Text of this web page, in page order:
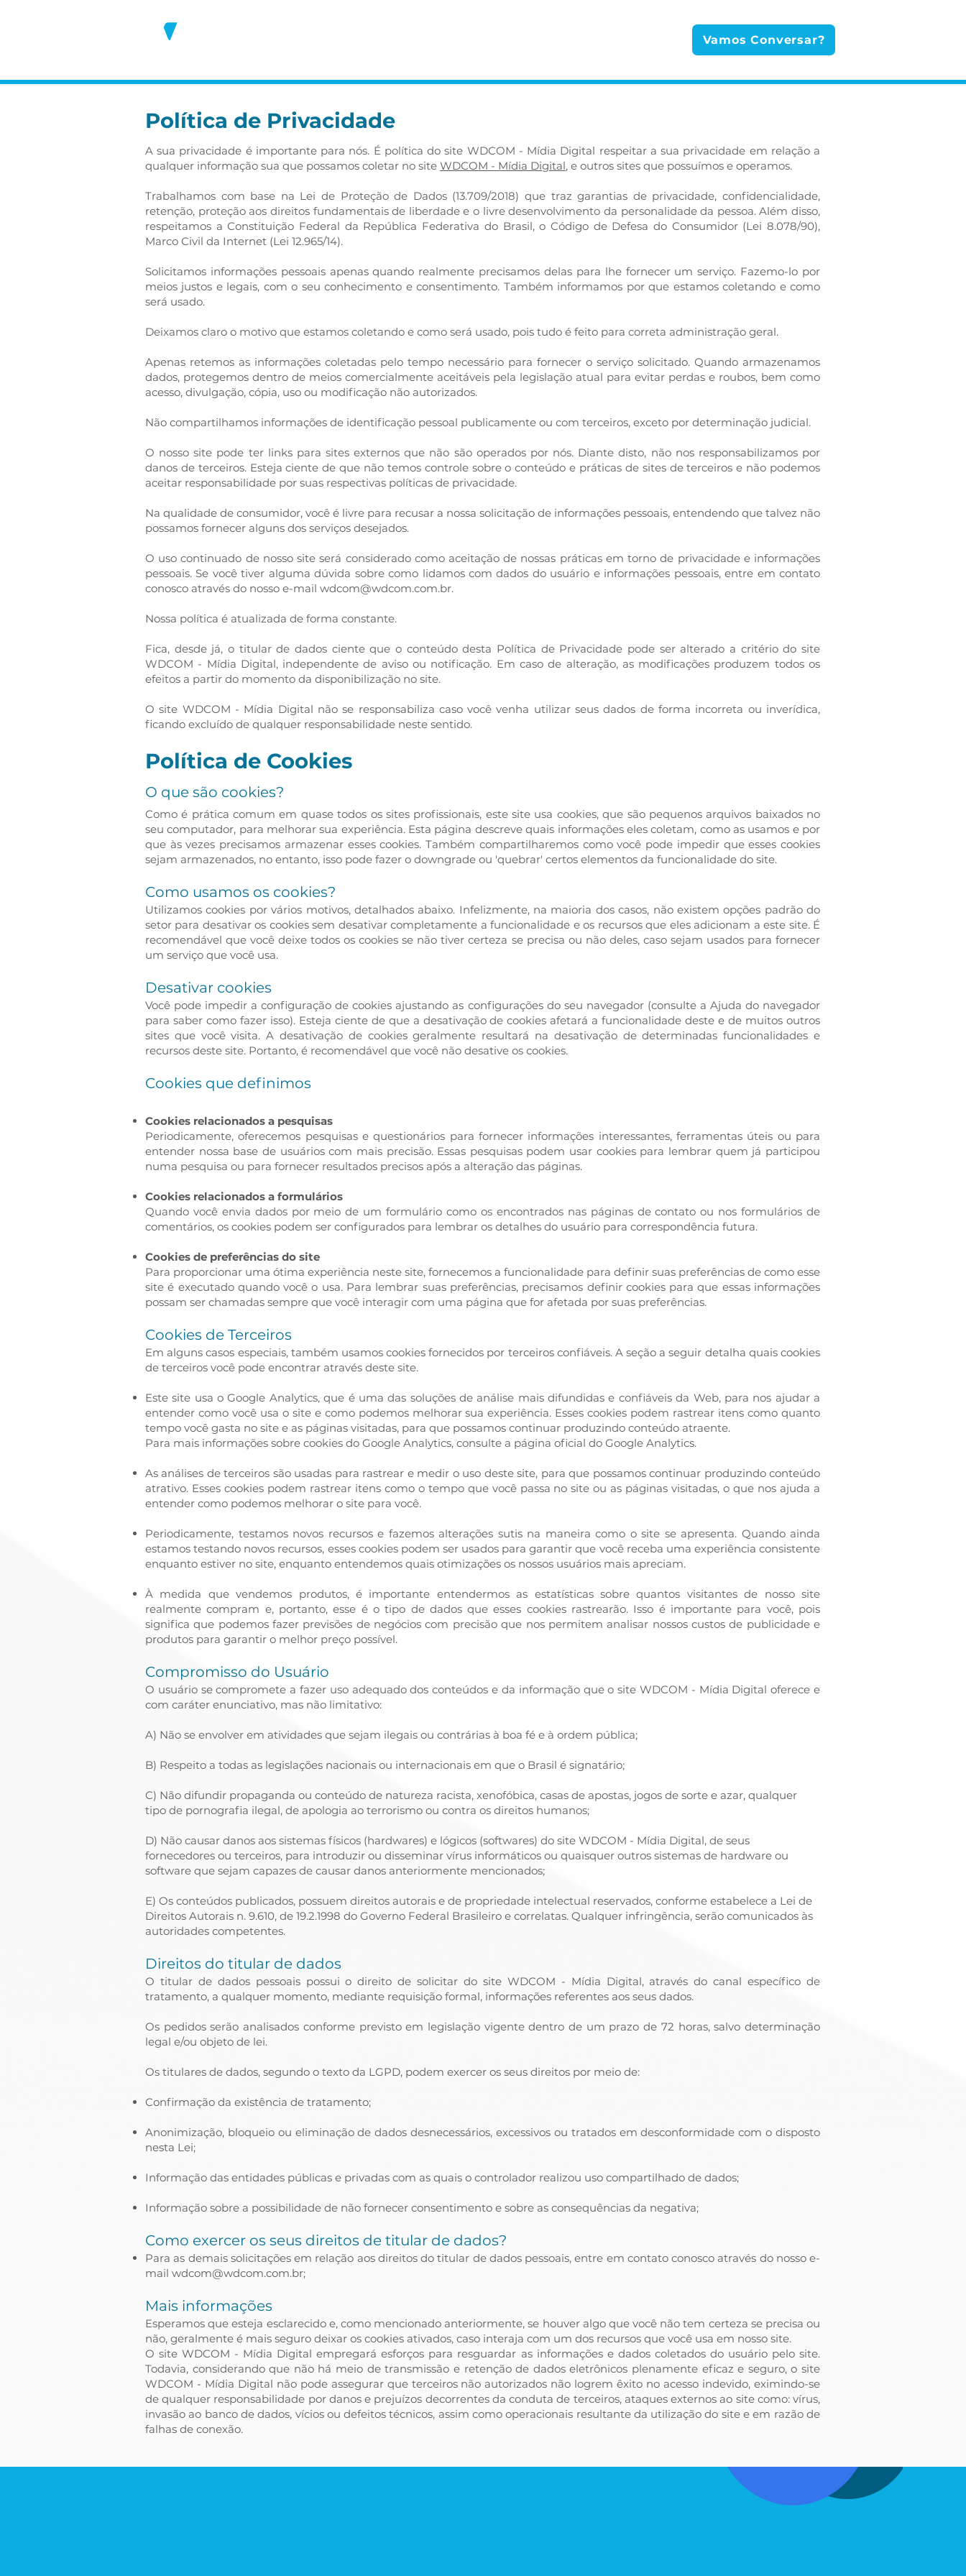
Vamos Conversar?
A sua privacidade é importante para nós. É política do site WDCOM - Mídia Digital respeitar a sua privacidade em relação a
qualquer informação sua que possamos coletar no site WDCOM - Mídia Digital, e outros sites que possuímos e operamos.
Trabalhamos com base na Lei de Proteção de Dados (13.709/2018) que traz garantias de privacidade, confidencialidade,
retenção, proteção aos direitos fundamentais de liberdade e o livre desenvolvimento da personalidade da pessoa. Além disso,
respeitamos a Constituição Federal da República Federativa do Brasil, o Código de Defesa do Consumidor (Lei 8.078/90),
Marco Civil da Internet (Lei 12.965/14).
Solicitamos informações pessoais apenas quando realmente precisamos delas para lhe fornecer um serviço. Fazemo-lo por
meios justos e legais, com o seu conhecimento e consentimento. Também informamos por que estamos coletando e como
será usado.
Deixamos claro o motivo que estamos coletando e como será usado, pois tudo é feito para correta administração geral.
Apenas retemos as informações coletadas pelo tempo necessário para fornecer o serviço solicitado. Quando armazenamos
dados, protegemos dentro de meios comercialmente aceitáveis pela legislação atual ​​para evitar perdas e roubos, bem como
acesso, divulgação, cópia, uso ou modificação não autorizados.
Não compartilhamos informações de identificação pessoal publicamente ou com terceiros, exceto por determinação judicial.
O nosso site pode ter links para sites externos que não são operados por nós. Diante disto, não nos responsabilizamos por
danos de terceiros. Esteja ciente de que não temos controle sobre o conteúdo e práticas de sites de terceiros e não podemos
aceitar responsabilidade por suas respectivas políticas de privacidade.
Na qualidade de consumidor, você é livre para recusar a nossa solicitação de informações pessoais, entendendo que talvez não
possamos fornecer alguns dos serviços desejados.
O uso continuado de nosso site será considerado como aceitação de nossas práticas em torno de privacidade e informações
pessoais. Se você tiver alguma dúvida sobre como lidamos com dados do usuário e informações pessoais, entre em contato
conosco através do nosso e-mail wdcom@wdcom.com.br.
Nossa política é atualizada de forma constante.
Fica, desde já, o titular de dados ciente que o conteúdo desta Política de Privacidade pode ser alterado a critério do site
WDCOM - Mídia Digital, independente de aviso ou notificação. Em caso de alteração, as modificações produzem todos os
efeitos a partir do momento da disponibilização no site.
O site WDCOM - Mídia Digital não se responsabiliza caso você venha utilizar seus dados de forma incorreta ou inverídica,
ficando excluído de qualquer responsabilidade neste sentido.
Política de Cookies
O que são cookies?
Como é prática comum em quase todos os sites profissionais, este site usa cookies, que são pequenos arquivos baixados no
seu computador, para melhorar sua experiência. Esta página descreve quais informações eles coletam, como as usamos e por
que às vezes precisamos armazenar esses cookies. Também compartilharemos como você pode impedir que esses cookies
sejam armazenados, no entanto, isso pode fazer o downgrade ou 'quebrar' certos elementos da funcionalidade do site.
Como usamos os cookies?
Utilizamos cookies por vários motivos, detalhados abaixo. Infelizmente, na maioria dos casos, não existem opções padrão do
setor para desativar os cookies sem desativar completamente a funcionalidade e os recursos que eles adicionam a este site. É
recomendável que você deixe todos os cookies se não tiver certeza se precisa ou não deles, caso sejam usados ​​para fornecer
um serviço que você usa.
Desativar cookies
Você pode impedir a configuração de cookies ajustando as configurações do seu navegador (consulte a Ajuda do navegador
para saber como fazer isso). Esteja ciente de que a desativação de cookies afetará a funcionalidade deste e de muitos outros
sites que você visita. A desativação de cookies geralmente resultará na desativação de determinadas funcionalidades e
recursos deste site. Portanto, é recomendável que você não desative os cookies.
Cookies que definimos
Cookies relacionados a pesquisas
Periodicamente, oferecemos pesquisas e questionários para fornecer informações interessantes, ferramentas úteis ou para
entender nossa base de usuários com mais precisão. Essas pesquisas podem usar cookies para lembrar quem já participou
numa pesquisa ou para fornecer resultados precisos após a alteração das páginas.
Cookies relacionados a formulários
Quando você envia dados por meio de um formulário como os encontrados nas páginas de contato ou nos formulários de
comentários, os cookies podem ser configurados para lembrar os detalhes do usuário para correspondência futura.
Cookies de preferências do site
Para proporcionar uma ótima experiência neste site, fornecemos a funcionalidade para definir suas preferências de como esse
site é executado quando você o usa. Para lembrar suas preferências, precisamos definir cookies para que essas informações
possam ser chamadas sempre que você interagir com uma página que for afetada por suas preferências.
Cookies de Terceiros
Em alguns casos especiais, também usamos cookies fornecidos por terceiros confiáveis. A seção a seguir detalha quais cookies
de terceiros você pode encontrar através deste site.
Este site usa o Google Analytics, que é uma das soluções de análise mais difundidas e confiáveis ​​da Web, para nos ajudar a
entender como você usa o site e como podemos melhorar sua experiência. Esses cookies podem rastrear itens como quanto
tempo você gasta no site e as páginas visitadas, para que possamos continuar produzindo conteúdo atraente.
Para mais informações sobre cookies do Google Analytics, consulte a página oficial do Google Analytics.
As análises de terceiros são usadas para rastrear e medir o uso deste site, para que possamos continuar produzindo conteúdo
atrativo. Esses cookies podem rastrear itens como o tempo que você passa no site ou as páginas visitadas, o que nos ajuda a
entender como podemos melhorar o site para você.
Periodicamente, testamos novos recursos e fazemos alterações sutis na maneira como o site se apresenta. Quando ainda
estamos testando novos recursos, esses cookies podem ser usados ​​para garantir que você receba uma experiência consistente
enquanto estiver no site, enquanto entendemos quais otimizações os nossos usuários mais apreciam.
À medida que vendemos produtos, é importante entendermos as estatísticas sobre quantos visitantes de nosso site
realmente compram e, portanto, esse é o tipo de dados que esses cookies rastrearão. Isso é importante para você, pois
significa que podemos fazer previsões de negócios com precisão que nos permitem analisar nossos custos de publicidade e
produtos para garantir o melhor preço possível.
Compromisso do Usuário
O usuário se compromete a fazer uso adequado dos conteúdos e da informação que o site WDCOM - Mídia Digital oferece e
com caráter enunciativo, mas não limitativo:
A) Não se envolver em atividades que sejam ilegais ou contrárias à boa fé e à ordem pública;
B) Respeito a todas as legislações nacionais ou internacionais em que o Brasil é signatário;
C) Não difundir propaganda ou conteúdo de natureza racista, xenofóbica, casas de apostas, jogos de sorte e azar, qualquer
tipo de pornografia ilegal, de apologia ao terrorismo ou contra os direitos humanos;
D) Não causar danos aos sistemas físicos (hardwares) e lógicos (softwares) do site WDCOM - Mídia Digital, de seus
fornecedores ou terceiros, para introduzir ou disseminar vírus informáticos ou quaisquer outros sistemas de hardware ou
software que sejam capazes de causar danos anteriormente mencionados;
E) Os conteúdos publicados, possuem direitos autorais e de propriedade intelectual reservados, conforme estabelece a Lei de
Direitos Autorais n. 9.610, de 19.2.1998 do Governo Federal Brasileiro e correlatas. Qualquer infringência, serão comunicados às
autoridades competentes.
Direitos do titular de dados
O titular de dados pessoais possui o direito de solicitar do site WDCOM - Mídia Digital, através do canal específico de
tratamento, a qualquer momento, mediante requisição formal, informações referentes aos seus dados.
Os pedidos serão analisados conforme previsto em legislação vigente dentro de um prazo de 72 horas, salvo determinação
legal e/ou objeto de lei.
Os titulares de dados, segundo o texto da LGPD, podem exercer os seus direitos por meio de:
Confirmação da existência de tratamento;
Anonimização, bloqueio ou eliminação de dados desnecessários, excessivos ou tratados em desconformidade com o disposto
nesta Lei;
Informação das entidades públicas e privadas com as quais o controlador realizou uso compartilhado de dados;
Informação sobre a possibilidade de não fornecer consentimento e sobre as consequências da negativa;
Como exercer os seus direitos de titular de dados?
Para as demais solicitações em relação aos direitos do titular de dados pessoais, entre em contato conosco através do nosso e-
mail wdcom@wdcom.com.br;
Mais informações
Esperamos que esteja esclarecido e, como mencionado anteriormente, se houver algo que você não tem certeza se precisa ou
não, geralmente é mais seguro deixar os cookies ativados, caso interaja com um dos recursos que você usa em nosso site.
O site WDCOM - Mídia Digital empregará esforços para resguardar as informações e dados coletados do usuário pelo site.
Todavia, considerando que não há meio de transmissão e retenção de dados eletrônicos plenamente eficaz e seguro, o site
WDCOM - Mídia Digital não pode assegurar que terceiros não autorizados não logrem êxito no acesso indevido, eximindo-se
de qualquer responsabilidade por danos e prejuízos decorrentes da conduta de terceiros, ataques externos ao site como: vírus,
invasão ao banco de dados, vícios ou defeitos técnicos, assim como operacionais resultante da utilização do site e em razão de
falhas de conexão.
Política de Privacidade